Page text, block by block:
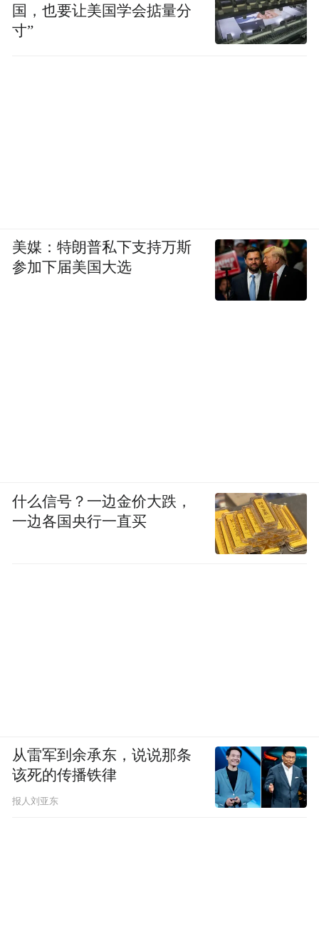
国，也要让美国学会掂量分
寸”
美媒：特朗普私下支持万斯
参加下届美国大选
什么信号？一边金价大跌，
一边各国央行一直买
从雷军到余承东，说说那条
该死的传播铁律
报人刘亚东